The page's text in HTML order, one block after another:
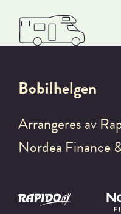
Bobilhelgen
Arrangeres av
Nordea Finance